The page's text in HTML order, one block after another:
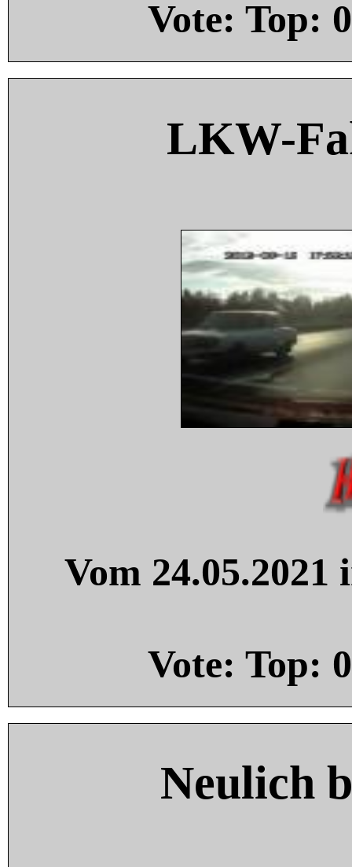
Vote: Top: 0
LKW-
Vom
Vote: Top: 0
Neulich